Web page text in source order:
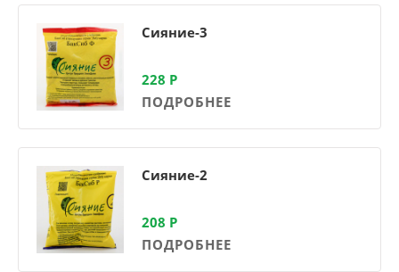
Сияние-3
228 Р
ПОДРОБНЕЕ
Сияние-2
208 Р
ПОДРОБНЕЕ